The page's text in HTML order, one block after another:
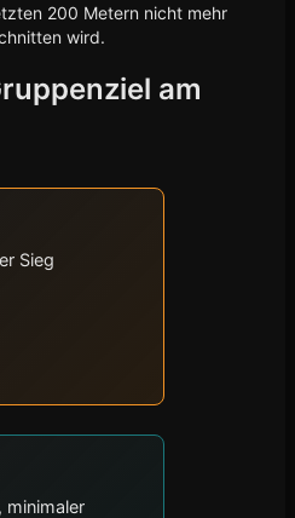
200 Metern nicht mehr
wird.
am
Sieg
minimaler